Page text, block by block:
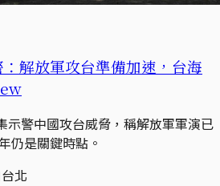
解放軍攻台準備加速，台海
示警中國攻台威脅，稱解放軍軍演已
仍是關鍵時點。
北